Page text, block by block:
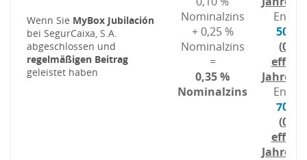
Wenn Sie MyBox Jubilación
bei SegurCaixa, S.A.
abgeschlossen und
regelmäßigen Beitrag
geleistet haben
Nominalzins
+ 0,25 %
Nominalzins
=
0,35 %
Nominalzins
(0,08
(0,16